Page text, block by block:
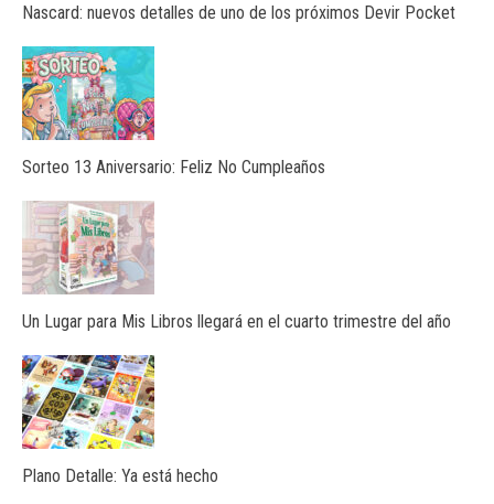
Nascard: nuevos detalles de uno de los próximos Devir Pocket
Sorteo 13 Aniversario: Feliz No Cumpleaños
Un Lugar para Mis Libros llegará en el cuarto trimestre del año
Plano Detalle: Ya está hecho